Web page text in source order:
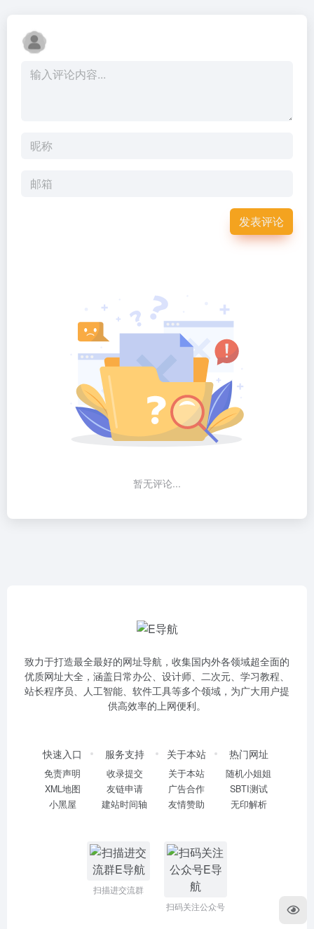
发表评论
暂无评论...
致力于打造最全最好的网址导航，收集国内外各领域超全面的
优质网址大全，涵盖日常办公、设计师、二次元、学习教程、
站长程序员、人工智能、软件工具等多个领域，为广大用户提
供高效率的上网便利。
快速入口
免责声明
XML地图
小黑屋
服务支持
收录提交
友链申请
建站时间轴
关于本站
关于本站
广告合作
友情赞助
热门网址
随机小姐姐
SBTI测试
无印解析
扫描进交流群
扫码关注公众号